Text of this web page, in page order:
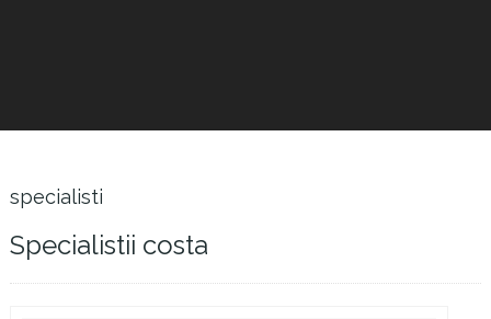
specialisti
Specialistii costa